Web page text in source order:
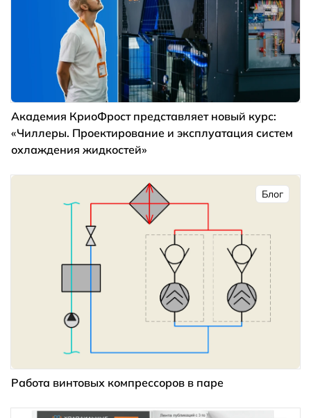
Академия КриоФрост представляет новый курс:
«Чиллеры. Проектирование и эксплуатация систем
охлаждения жидкостей»
Блог
Работа винтовых компрессоров в паре